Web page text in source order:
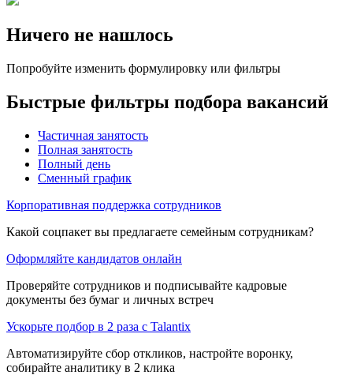
Ничего не нашлось
Попробуйте изменить формулировку или фильтры
Быстрые фильтры подбора вакансий
Частичная занятость
Полная занятость
Полный день
Сменный график
Корпоративная поддержка сотрудников
Какой соцпакет вы предлагаете семейным сотрудникам?
Оформляйте кандидатов онлайн
Проверяйте сотрудников и подписывайте кадровые
документы без бумаг и личных встреч
Ускорьте подбор в 2 раза с Talantix
Автоматизируйте сбор откликов, настройте воронку,
собирайте аналитику в 2 клика